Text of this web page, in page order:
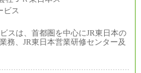
スは、首都圏を中心にJR東日本の
務、JR東日本営業研修センター及